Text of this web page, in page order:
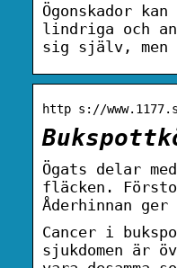
Ögonskador
lindriga och
sig själv, men
http s://
Ögats delar
fläcken.
Åderhinnan
Cancer i
sjukdomen är